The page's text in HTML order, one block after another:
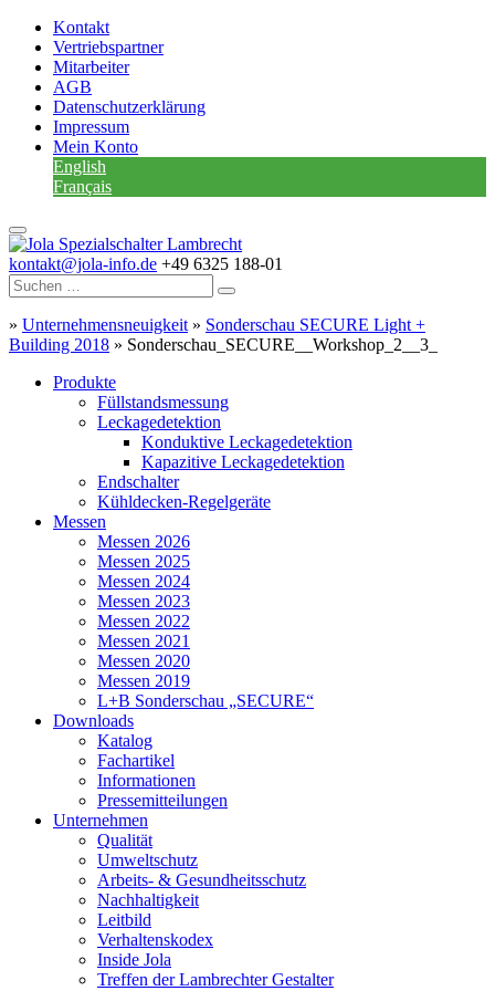
Kontakt
Vertriebspartner
Mitarbeiter
AGB
Datenschutzerklärung
Impressum
Mein Konto
English
Français
kontakt@jola-info.de +49 6325 188-01
» Unternehmensneuigkeit » Sonderschau SECURE Light +
Building 2018 » Sonderschau_SECURE__Workshop_2__3_
Produkte
Füllstandsmessung
Leckagedetektion
Konduktive Leckagedetektion
Kapazitive Leckagedetektion
Endschalter
Kühldecken-Regelgeräte
Messen
Messen 2026
Messen 2025
Messen 2024
Messen 2023
Messen 2022
Messen 2021
Messen 2020
Messen 2019
L+B Sonderschau „SECURE“
Downloads
Katalog
Fachartikel
Informationen
Pressemitteilungen
Unternehmen
Qualität
Umweltschutz
Arbeits- & Gesundheitsschutz
Nachhaltigkeit
Leitbild
Verhaltenskodex
Inside Jola
Treffen der Lambrechter Gestalter